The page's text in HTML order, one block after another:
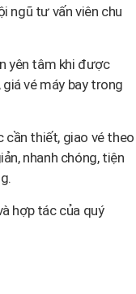
ngũ tư vấn viên chu
yên tâm khi được
vé máy bay trong
cần thiết, giao vé theo
nhanh chóng, tiện
hợp tác của quý